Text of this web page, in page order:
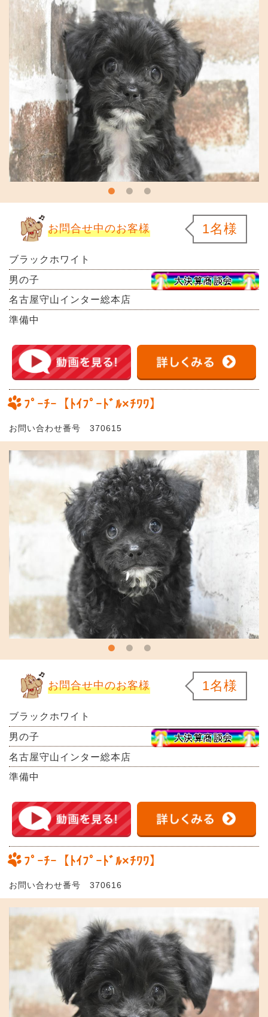
お問合せ中のお客様 1名様
ブラックホワイト
男の子
名古屋守山インター総本店
準備中
ﾌﾟｰﾁｰ【ﾄｲﾌﾟｰﾄﾞﾙ×ﾁﾜﾜ】
お問い合わせ番号 370615
お問合せ中のお客様 1名様
ブラックホワイト
男の子
名古屋守山インター総本店
準備中
ﾌﾟｰﾁｰ【ﾄｲﾌﾟｰﾄﾞﾙ×ﾁﾜﾜ】
お問い合わせ番号 370616